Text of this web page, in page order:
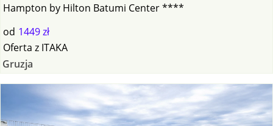
Hampton by Hilton Batumi Center ****
od 1449 zł
Oferta z ITAKA
Gruzja